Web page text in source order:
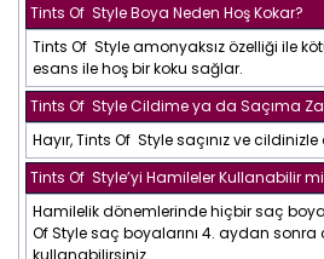
Tints Of Style Boya Neden Hoş Kokar?
Tints Of Style amonyaksız özelliği ile
esans ile hoş bir koku sağlar.
Tints Of Style Cildime ya da Saçıma
Hayır, Tints Of Style saçınız ve
Tints Of Style’yi Hamileler Kullanabilir
Hamilelik dönemlerinde hiçbir saç
Of Style saç boyalarını 4. aydan
kullanabilirsiniz.